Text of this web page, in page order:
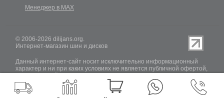
Менеджер в MAX
© 2006-2026 dilijans.org.
Интернет-магазин шин и дисков
Данный интернет-сайт носит исключительно информационный
характер и ни при каких условиях не является публичной офертой,
определяемой положениями Статьи 437 (2) Гражданского кодекса
РФ. Обновление информации о наличии шин и дисков на сайте
Dilijans.org производится 24 часа в сутки, но не включает в себя
информацию о резервах.